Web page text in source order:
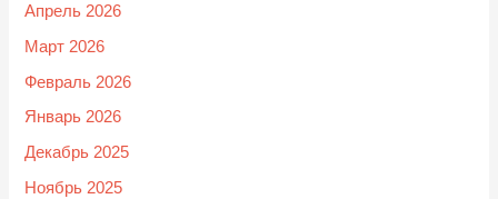
Апрель 2026
Март 2026
Февраль 2026
Январь 2026
Декабрь 2025
Ноябрь 2025